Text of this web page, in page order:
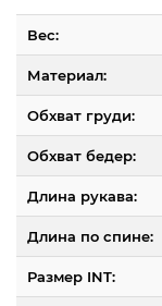
Вес:
Материал:
Обхват груди:
Обхват бедер:
Длина рукава:
Длина по спине:
Размер INT: